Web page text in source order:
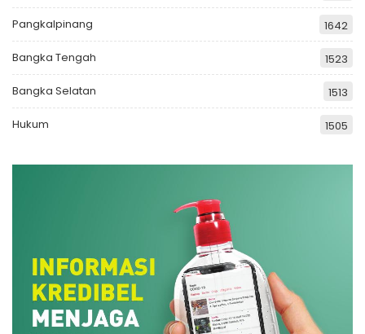
Pangkalpinang 1642
Bangka Tengah 1523
Bangka Selatan 1513
Hukum 1505